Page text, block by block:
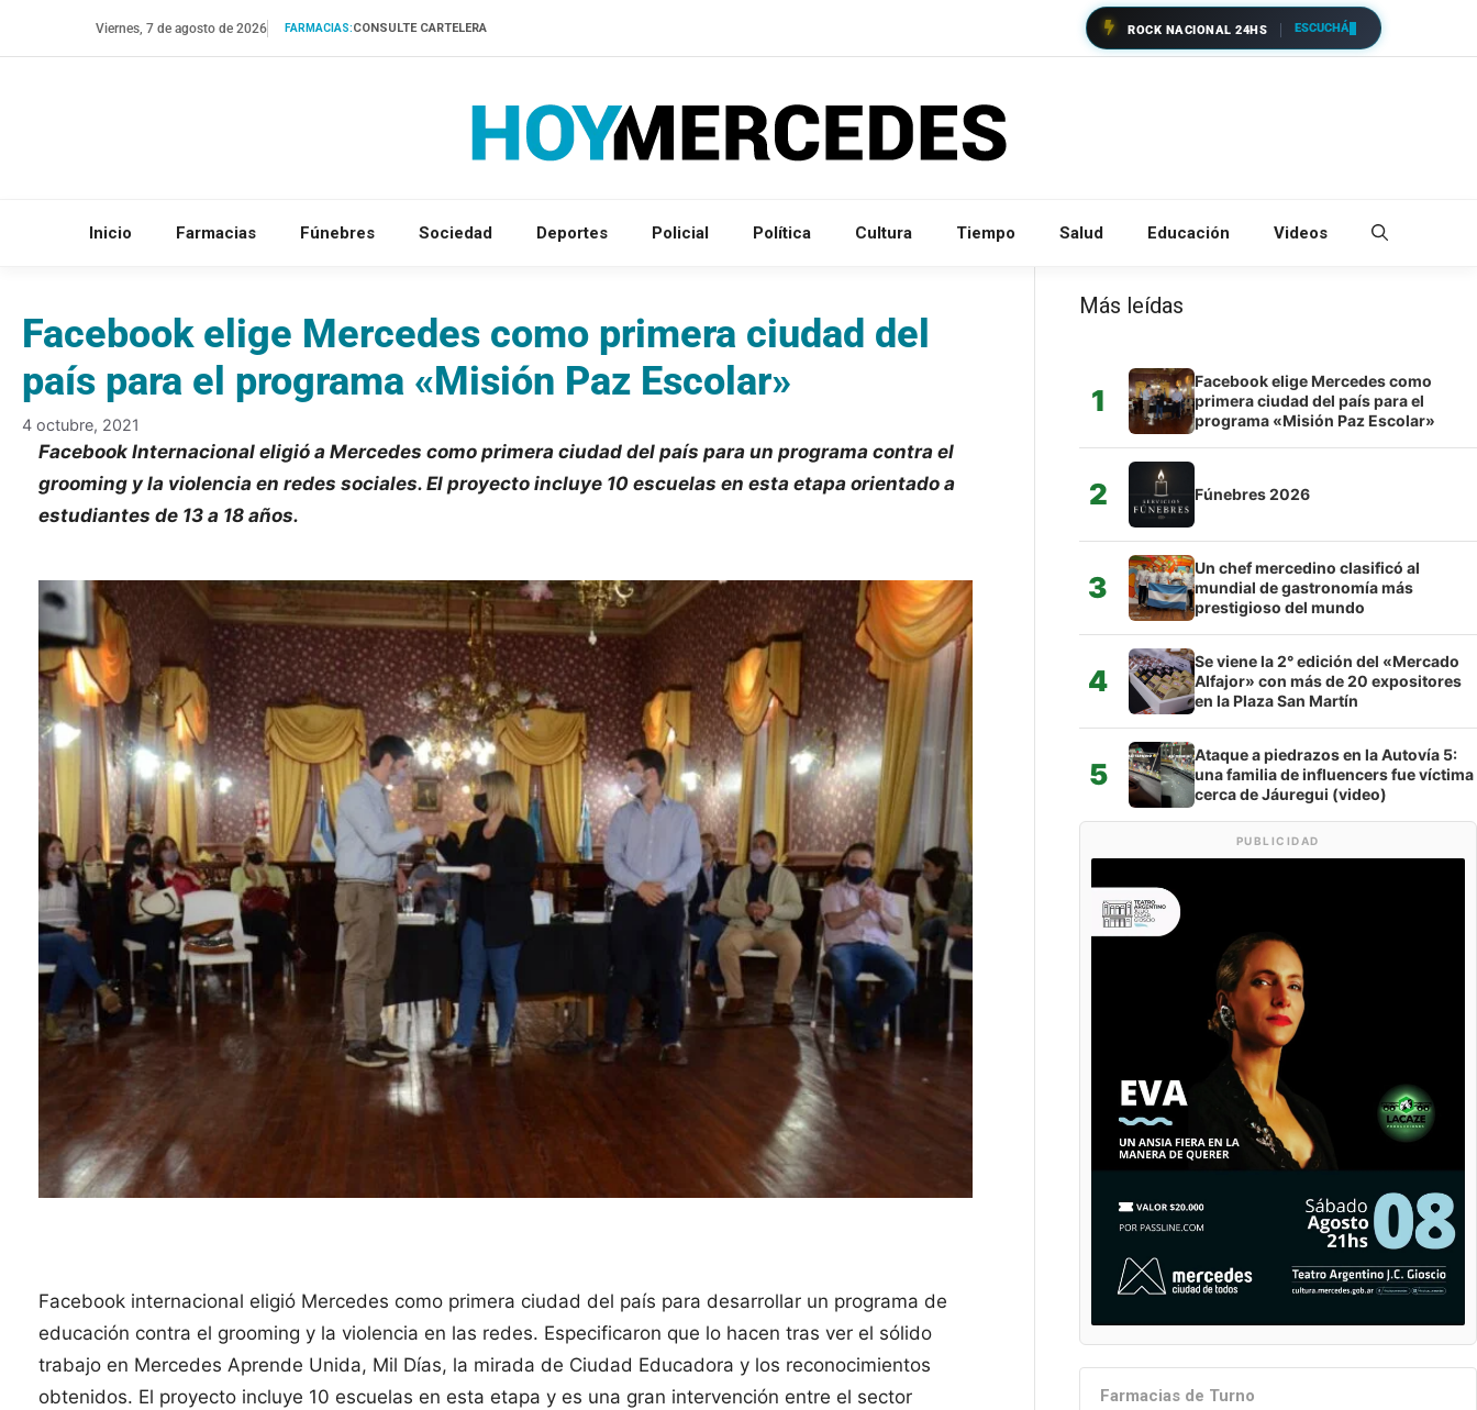
Viernes, 7 de agosto de 2026 FARMACIAS:CONSULTE CARTELERA ROCK NACIONAL 24HS ESCUCHÁ
Inicio Farmacias Fúnebres Sociedad Deportes Policial Política Cultura Tiempo Salud Educación Videos
Facebook elige Mercedes como primera ciudad del
país para el programa «Misión Paz Escolar»
4 octubre, 2021
Facebook Internacional eligió a Mercedes como primera ciudad del país para un programa contra el
grooming y la violencia en redes sociales. El proyecto incluye 10 escuelas en esta etapa orientado a
estudiantes de 13 a 18 años.
Facebook internacional eligió Mercedes como primera ciudad del país para desarrollar un programa de
educación contra el grooming y la violencia en las redes. Especificaron que lo hacen tras ver el sólido
trabajo en Mercedes Aprende Unida, Mil Días, la mirada de Ciudad Educadora y los reconocimientos
obtenidos. El proyecto incluye 10 escuelas en esta etapa y es una gran intervención entre el sector
Más leídas
1
Facebook elige Mercedes como
primera ciudad del país para el
programa «Misión Paz Escolar»
2 Fúnebres 2026
3
Un chef mercedino clasificó al
mundial de gastronomía más
prestigioso del mundo
4
Se viene la 2° edición del «Mercado
Alfajor» con más de 20 expositores
en la Plaza San Martín
5
Ataque a piedrazos en la Autovía 5:
una familia de influencers fue víctima
cerca de Jáuregui (video)
PUBLICIDAD
Farmacias de Turno